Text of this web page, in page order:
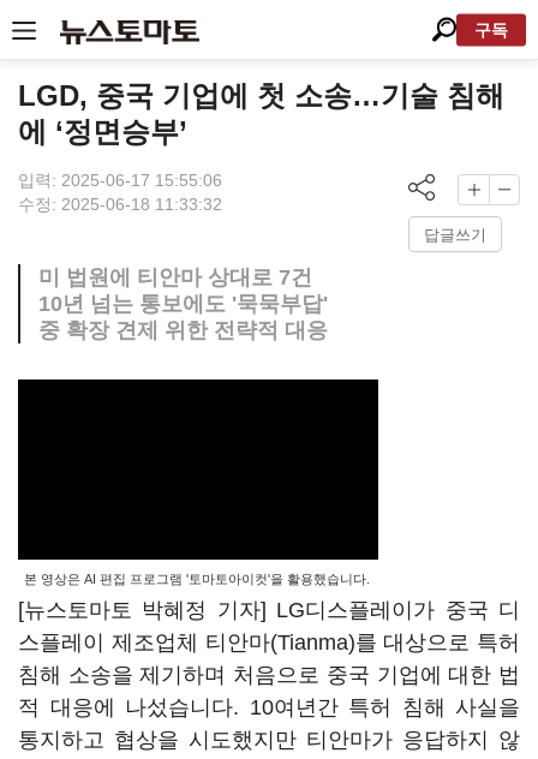
구독
LGD, 중국 기업에 첫 소송…기술 침해
에 ‘정면승부’
입력: 2025-06-17 15:55:06
수정: 2025-06-18 11:33:32
답글쓰기
미 법원에 티안마 상대로 7건
10년 넘는 통보에도 '묵묵부답'
중 확장 견제 위한 전략적 대응
본 영상은 AI 편집 프로그램 '토마토아이컷'을 활용했습니다.
[뉴스토마토 박혜정 기자] LG디스플레이가 중국 디
스플레이 제조업체 티안마(Tianma)를 대상으로 특허
침해 소송을 제기하며 처음으로 중국 기업에 대한 법
적 대응에 나섰습니다. 10여년간 특허 침해 사실을
통지하고 협상을 시도했지만 티안마가 응답하지 않